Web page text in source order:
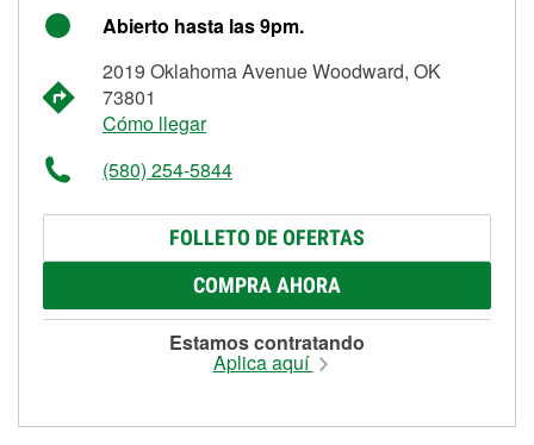
Abierto hasta las 9pm.
2019 Oklahoma Avenue Woodward, OK
73801
Cómo llegar
(580) 254-5844
FOLLETO DE OFERTAS
COMPRA AHORA
Estamos contratando
Aplica aquí